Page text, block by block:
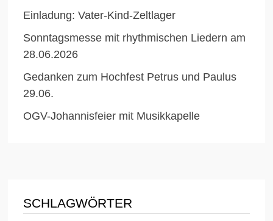
Einladung: Vater-Kind-Zeltlager
Sonntagsmesse mit rhythmischen Liedern am
28.06.2026
Gedanken zum Hochfest Petrus und Paulus
29.06.
OGV-Johannisfeier mit Musikkapelle
SCHLAGWÖRTER